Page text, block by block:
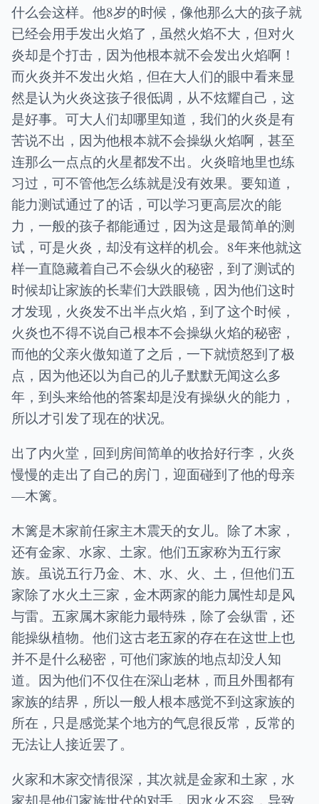
什么会这样。他8岁的时候，像他那么大的孩子就
已经会用手发出火焰了，虽然火焰不大，但对火
炎却是个打击，因为他根本就不会发出火焰啊！
而火炎并不发出火焰，但在大人们的眼中看来显
然是认为火炎这孩子很低调，从不炫耀自己，这
是好事。可大人们却哪里知道，我们的火炎是有
苦说不出，因为他根本就不会操纵火焰啊，甚至
连那么一点点的火星都发不出。火炎暗地里也练
习过，可不管他怎么练就是没有效果。要知道，
能力测试通过了的话，可以学习更高层次的能
力，一般的孩子都能通过，因为这是最简单的测
试，可是火炎，却没有这样的机会。8年来他就这
样一直隐藏着自己不会纵火的秘密，到了测试的
时候却让家族的长辈们大跌眼镜，因为他们这时
才发现，火炎发不出半点火焰，到了这个时候，
火炎也不得不说自己根本不会操纵火焰的秘密，
而他的父亲火傲知道了之后，一下就愤怒到了极
点，因为他还以为自己的儿子默默无闻这么多
年，到头来给他的答案却是没有操纵火的能力，
所以才引发了现在的状况。
出了内火堂，回到房间简单的收拾好行李，火炎
慢慢的走出了自己的房门，迎面碰到了他的母亲
—木篱。
木篱是木家前任家主木震天的女儿。除了木家，
还有金家、水家、土家。他们五家称为五行家
族。虽说五行乃金、木、水、火、土，但他们五
家除了水火土三家，金木两家的能力属性却是风
与雷。五家属木家能力最特殊，除了会纵雷，还
能操纵植物。他们这古老五家的存在在这世上也
并不是什么秘密，可他们家族的地点却没人知
道。因为他们不仅住在深山老林，而且外围都有
家族的结界，所以一般人根本感觉不到这家族的
所在，只是感觉某个地方的气息很反常，反常的
无法让人接近罢了。
火家和木家交情很深，其次就是金家和土家，水
家却是他们家族世代的对手，因水火不容，导致